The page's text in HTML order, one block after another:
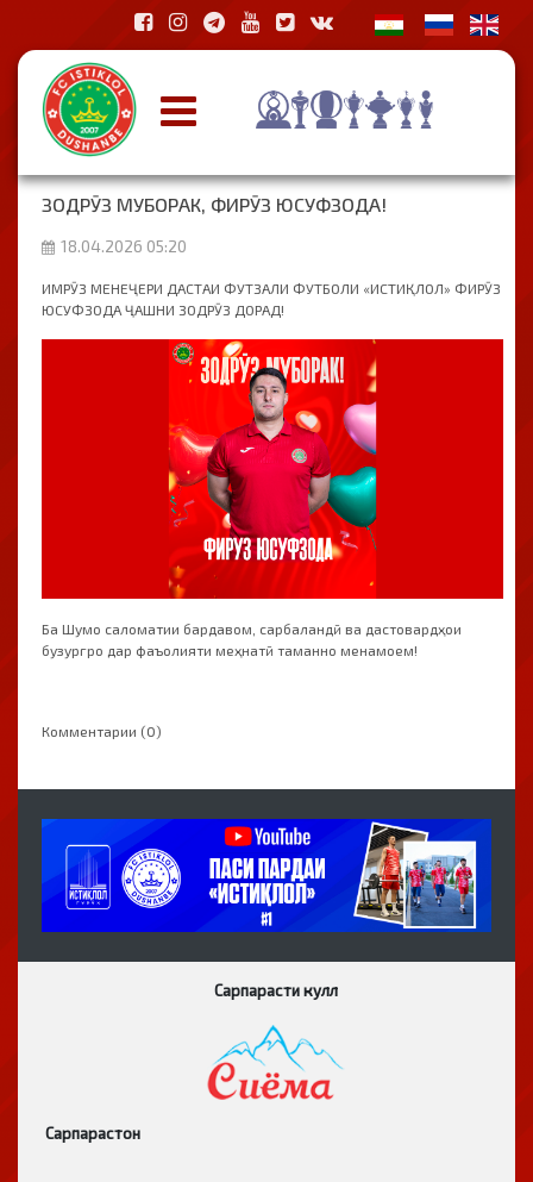
ЗОДРӮЗ МУБОРАК, ФИРӮЗ ЮСУФЗОДА!
18.04.2026 05:20
ИМРӮЗ МЕНЕҶЕРИ ДАСТАИ ФУТЗАЛИ ФУТБОЛИ «ИСТИҚЛОЛ» ФИРӮЗ
ЮСУФЗОДА ҶАШНИ ЗОДРӮЗ ДОРАД!
Ба Шумо саломатии бардавом, сарбаландӣ ва дастовардҳои
бузургро дар фаъолияти меҳнатӣ таманно менамоем!
Комментарии (0)
Сарпарасти кулл
Сарпарастон